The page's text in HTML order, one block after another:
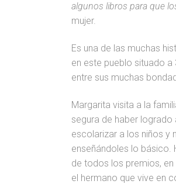
algunos libros para que
mujer.
Es una de las muchas
en este pueblo situado
entre sus muchas
Margarita visita a la
segura de haber
escolarizar a los niños y
enseñándoles lo básico.
de todos los premios,
el hermano que vive en